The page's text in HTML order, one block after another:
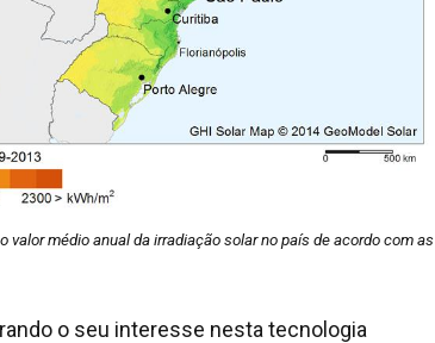
valor médio anual da irradiação solar no país de acordo com as
o seu interesse nesta tecnologia